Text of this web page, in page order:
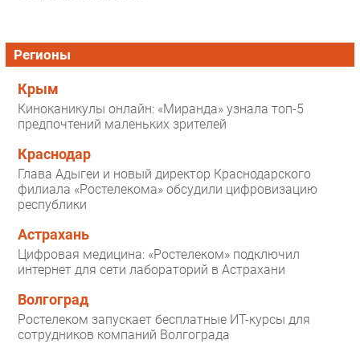
Регионы
Крым
Киноканикулы онлайн: «Миранда» узнала топ-5
предпочтений маленьких зрителей
Краснодар
Глава Адыгеи и новый директор Краснодарского
филиала «Ростелекома» обсудили цифровизацию
республики
Астрахань
Цифровая медицина: «Ростелеком» подключил
интернет для сети лабораторий в Астрахани
Волгоград
Ростелеком запускает бесплатные ИТ-курсы для
сотрудников компаний Волгограда